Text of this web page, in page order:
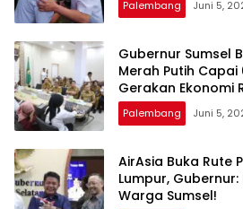
Palembang Juni 5,
Gubernur Sumsel
Merah Putih Capai
Gerakan Ekonomi
Palembang Juni 5,
AirAsia Buka Rute
Lumpur,
Warga Sumsel!